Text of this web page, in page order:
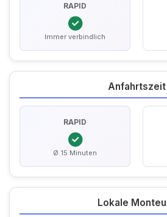
RAPID
Immer verbindlich
Anfahrtszeit
RAPID
Ø 15 Minuten
Lokale